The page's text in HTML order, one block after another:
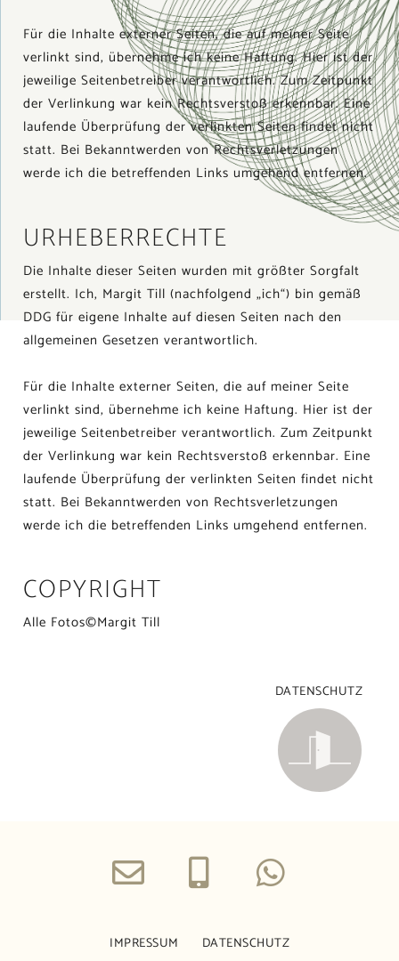
Für die Inhalte externer Seiten, die auf meiner Seite
verlinkt sind, übernehme ich keine Haftung. Hier ist der
jeweilige Seitenbetreiber verantwortlich. Zum Zeitpunkt
der Verlinkung war kein Rechtsverstoß erkennbar. Eine
laufende Überprüfung der verlinkten Seiten findet nicht
statt. Bei Bekanntwerden von Rechtsverletzungen
werde ich die betreffenden Links umgehend entfernen.
URHEBERRECHTE
Die Inhalte dieser Seiten wurden mit größter Sorgfalt
erstellt. Ich, Margit Till (nachfolgend „ich“) bin gemäß
DDG für eigene Inhalte auf diesen Seiten nach den
allgemeinen Gesetzen verantwortlich.
Für die Inhalte externer Seiten, die auf meiner Seite
verlinkt sind, übernehme ich keine Haftung. Hier ist der
jeweilige Seitenbetreiber verantwortlich. Zum Zeitpunkt
der Verlinkung war kein Rechtsverstoß erkennbar. Eine
laufende Überprüfung der verlinkten Seiten findet nicht
statt. Bei Bekanntwerden von Rechtsverletzungen
werde ich die betreffenden Links umgehend entfernen.
COPYRIGHT
Alle Fotos©Margit Till
DATENSCHUTZ
IMPRESSUM DATENSCHUTZ